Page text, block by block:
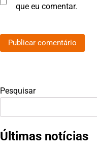
que eu comentar.
Pesquisar
Últimas notícias